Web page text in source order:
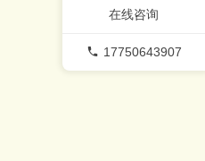
在线咨询
17750643907